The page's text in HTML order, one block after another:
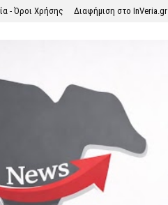
- Όροι Χρήσης Διαφήμιση στο InVeria.gr